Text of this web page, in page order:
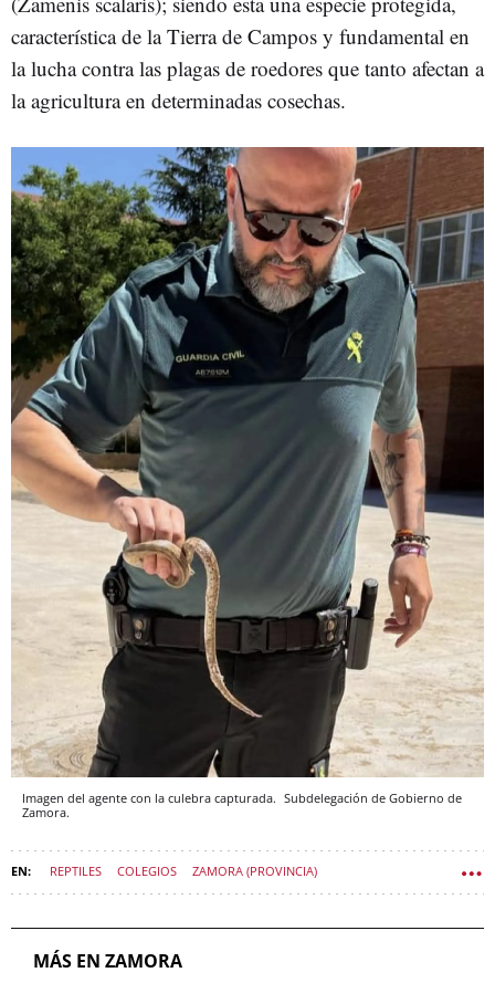
característica de la Tierra de Campos y fundamental en
la lucha contra las plagas de roedores que tanto afectan a
la agricultura en determinadas cosechas.
Imagen del agente con la culebra capturada. Subdelegación de Gobierno de
Zamora.
REPTILES COLEGIOS ZAMORA (PROVINCIA)
MÁS EN ZAMORA